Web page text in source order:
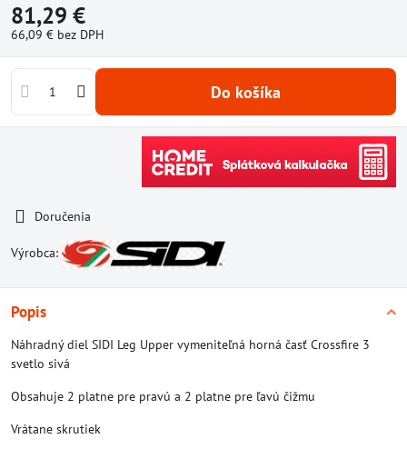
81,29 €
66,09 € bez DPH
Do košíka
Doručenia
Výrobca:
Popis
Náhradný diel SIDI Leg Upper vymeniteľná horná časť Crossfire 3
svetlo sivá
Obsahuje 2 platne pre pravú a 2 platne pre ľavú čižmu
Vrátane skrutiek